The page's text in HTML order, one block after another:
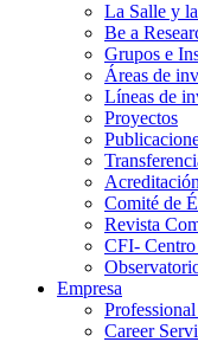
La Salle y
Be a
Grupos e
Áreas de
Líneas de
Proyectos
Comité de
Revista
CFI-
Empresa
Career